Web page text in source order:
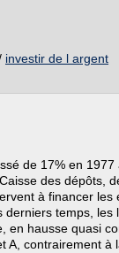
investir de l argent
de 17% en 1977
des dépôts,
à financer les
temps, les
en hausse quasi
A, contrairement à